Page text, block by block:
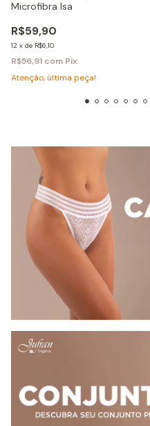
Microfibra Isa
R$59,90
12 x de R$6,10
R$56,91 com Pix
Atenção, última peça!